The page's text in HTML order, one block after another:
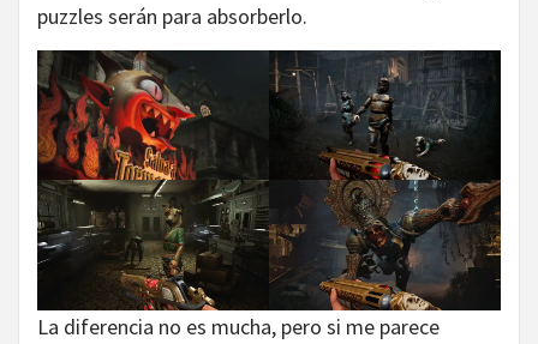
puzzles serán para absorberlo.
La diferencia no es mucha, pero si me parece